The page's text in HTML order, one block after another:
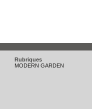
Rubriques
MODERN GARDEN